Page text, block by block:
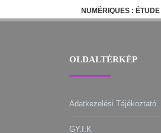
navigation
NUMÉRIQUES :
OLDALTÉRKÉP
Adatkezelési Tájékoztató
GY.I.K